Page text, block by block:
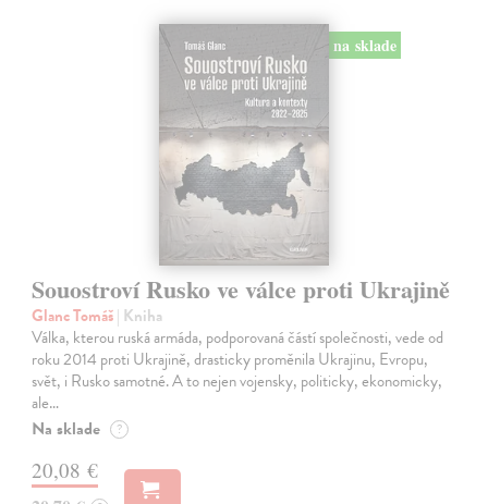
na sklade
Souostroví Rusko ve válce proti Ukrajině
Glanc Tomáš| Kniha
Válka, kterou ruská armáda, podporovaná částí společnosti, vede od
roku 2014 proti Ukrajině, drasticky proměnila Ukrajinu, Evropu,
svět, i Rusko samotné. A to nejen vojensky, politicky, ekonomicky,
ale…
Na sklade ?
20,08 €